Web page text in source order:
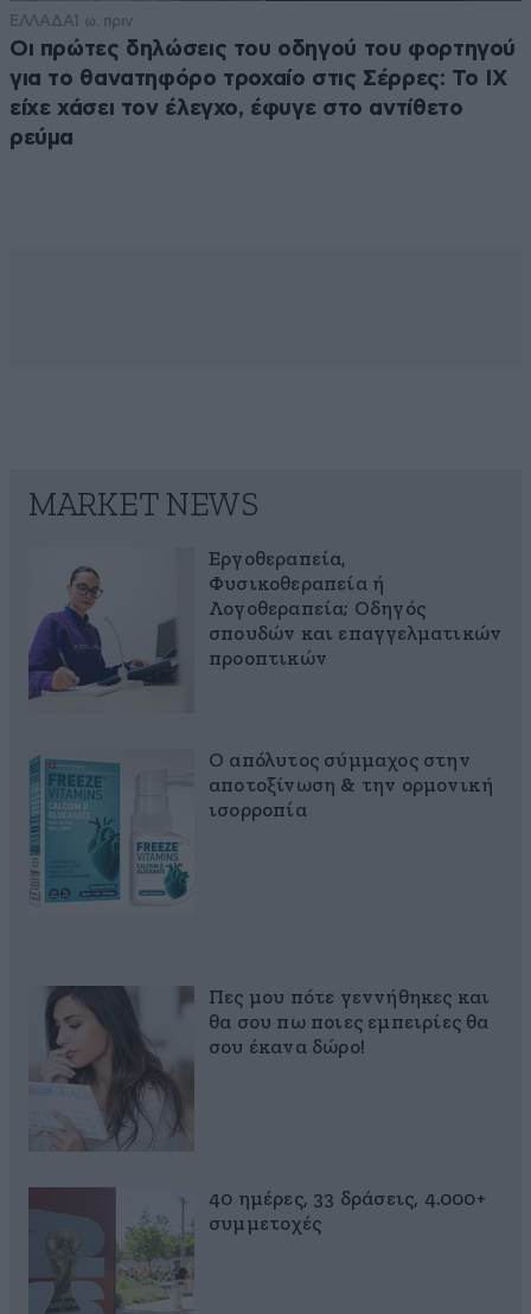
ΕΛΛΑΔΑ1 ω. πριν
Οι πρώτες δηλώσεις του οδηγού του φορτηγού
για το θανατηφόρο τροχαίο στις Σέρρες: Το ΙΧ
είχε χάσει τον έλεγχο, έφυγε στο αντίθετο
ρεύμα
MARKET NEWS
Εργοθεραπεία,
Φυσικοθεραπεία ή
Λογοθεραπεία; Οδηγός
σπουδών και επαγγελματικών
προοπτικών
Ο απόλυτος σύμμαχος στην
αποτοξίνωση & την ορμονική
ισορροπία
Πες μου πότε γεννήθηκες και
θα σου πω ποιες εμπειρίες θα
σου έκανα δώρο!
40 ημέρες, 33 δράσεις, 4.000+
συμμετοχές